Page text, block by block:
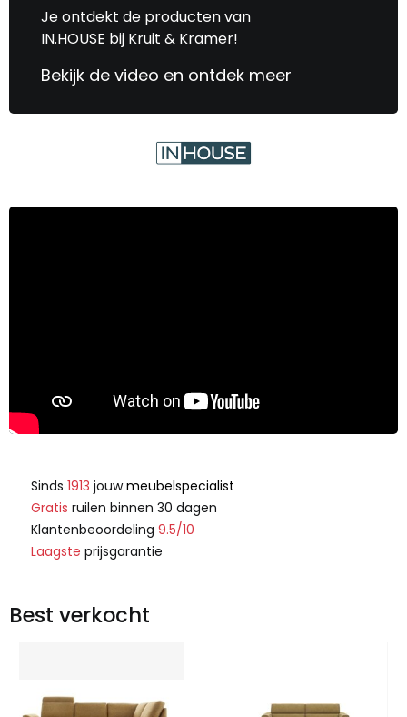
Je ontdekt de producten van
IN.HOUSE bij Kruit & Kramer!
Bekijk de video en ontdek meer
Sinds 1913 jouwmeubelspecialist
Gratis ruilen binnen 30 dagen
Klantenbeoordeling 9.5/10
Laagste prijsgarantie
Best verkocht